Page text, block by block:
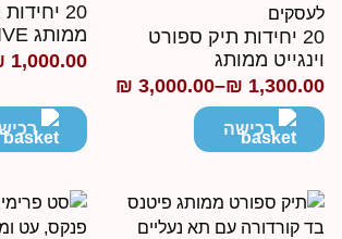
20 יחידות תיק ספורט
ממותג
₪
–
₪3,000.00
רכישה
20 יחידות
ממותג ACTIVE | שייפ
₪1,000.00
–
טווח
מחירים:
רכישה